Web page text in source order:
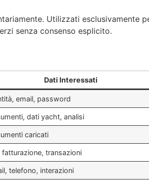
Utilizzati esclusivamente
senza consenso esplicito.
Dati Interessati
email, password
dati yacht, analisi
caricati
fatturazione, transazioni
telefono, interazioni